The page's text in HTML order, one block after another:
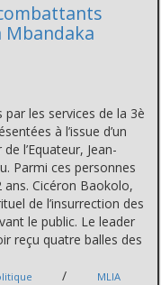
Mbandaka
les services de la 3è
à l’issue d’un
l’Equateur, Jean-
Parmi ces personnes
Cicéron Baokolo,
de l’insurrection des
le public. Le leader
reçu quatre balles des
/ MLIA